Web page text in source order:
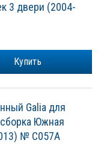
3 двери (2004-
Купить
Galia для
Южная
№ C057A